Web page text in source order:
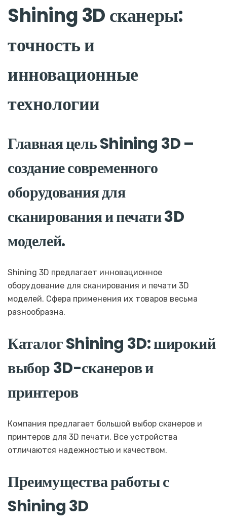
Shining 3D сканеры:
точность и
инновационные
технологии
Главная цель Shining 3D –
создание современного
оборудования для
сканирования и печати 3D
моделей.
Shining 3D предлагает инновационное
оборудование для сканирования и печати 3D
моделей. Сфера применения их товаров весьма
разнообразна.
Каталог Shining 3D: широкий
выбор 3D-сканеров и
принтеров
Компания предлагает большой выбор сканеров и
принтеров для 3D печати. Все устройства
отличаются надежностью и качеством.
Преимущества работы с
Shining 3D